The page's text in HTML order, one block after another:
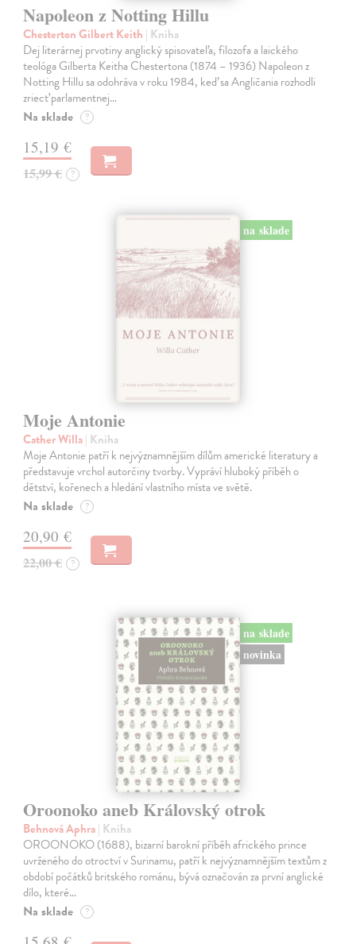
Napoleon z Notting Hillu
Chesterton Gilbert Keith | Kniha
Dej literárnej prvotiny anglický spisovateľa, filozofa a laického
teológa Gilberta Keitha Chestertona (1874 – 1936) Napoleon z
Notting Hillu sa odohráva v roku 1984, keď sa Angličania rozhodli
zriecť parlamentnej…
Na sklade ?
15,19 €
15,99 € ?
na sklade
Moje Antonie
Cather Willa| Kniha
Moje Antonie patří k nejvýznamnějším dílům americké literatury a
představuje vrchol autorčiny tvorby. Vypráví hluboký příběh o
dětství, kořenech a hledání vlastního místa ve světě.
Na sklade ?
20,90 €
22,00 € ?
na sklade
novinka
Oroonoko aneb Královský otrok
Behnová Aphra| Kniha
OROONOKO (1688), bizarní barokní příběh afrického prince
uvrženého do otroctví v Surinamu, patří k nejvýznamnějším textům z
období počátků britského románu, bývá označován za první anglické
dílo, které…
Na sklade ?